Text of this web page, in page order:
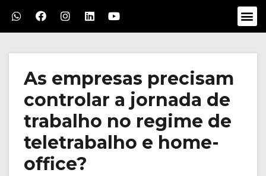
As empresas precisam
controlar a jornada de
trabalho no regime de
teletrabalho e home-
office?